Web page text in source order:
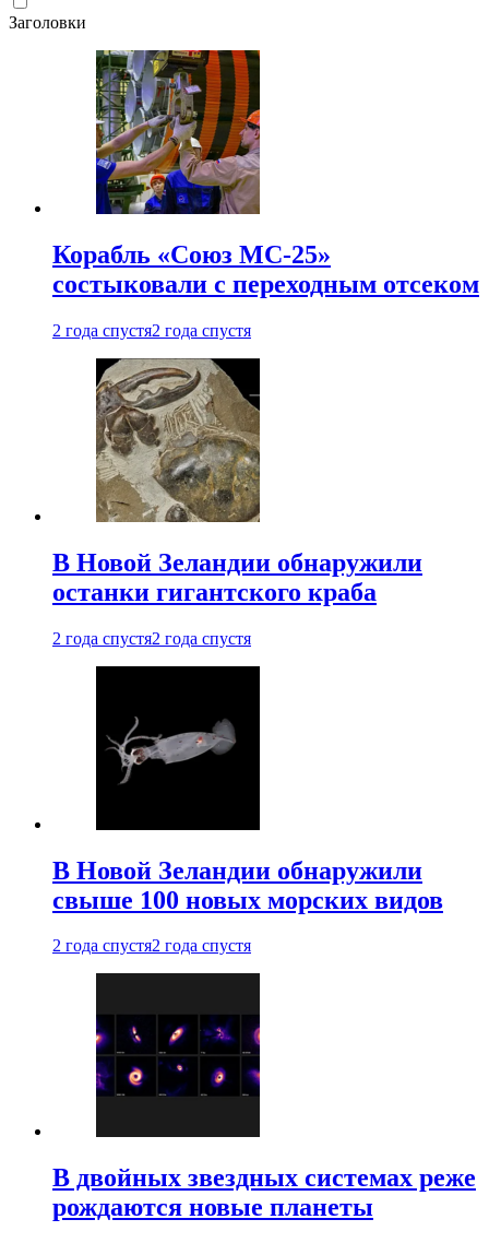
Заголовки
Корабль «Союз МС-25»
состыковали с переходным отсеком
2 года спустя2 года спустя
В Новой Зеландии обнаружили
останки гигантского краба
2 года спустя2 года спустя
В Новой Зеландии обнаружили
свыше 100 новых морских видов
2 года спустя2 года спустя
В двойных звездных системах реже
рождаются новые планеты